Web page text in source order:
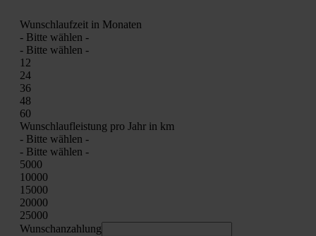
Wunsch­lauf­zeit in Mona­ten
- Bit­te wäh­len -
- Bit­te wäh­len -
12
24
36
48
60
Wunsch­lauf­leis­tung pro Jahr in km
- Bit­te wäh­len -
- Bit­te wäh­len -
5000
10000
15000
20000
25000
Wunschan­zah­lung